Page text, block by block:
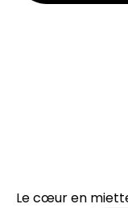
Le cœur en